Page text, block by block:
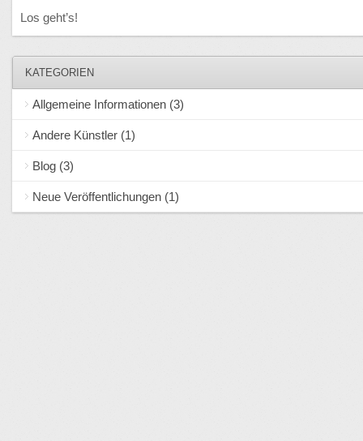
Los geht’s!
KATEGORIEN
Allgemeine Informationen(3)
Andere Künstler(1)
Blog(3)
Neue Veröffentlichungen(1)